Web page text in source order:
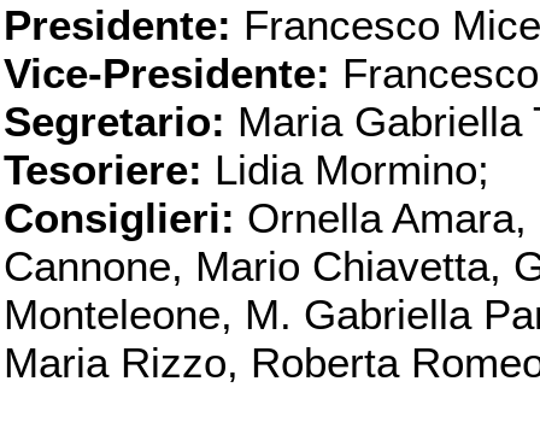
Presidente: Francesco
Vice-Presidente:
Segretario: Maria Gabriella
Tesoriere: Lidia Mormino;
Consiglieri: Ornella
Cannone, Mario Chiavetta,
Monteleone, M. Gabriella
Maria Rizzo, Roberta